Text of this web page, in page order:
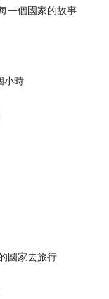
一個國家的故事
小時
國家去旅行